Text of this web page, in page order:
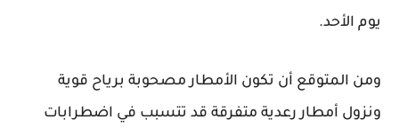
يوم الأحد.
ومن المتوقع أن تكون الأمطار مصحوبة برياح قوية
ونزول أمطار رعدية متفرقة قد تتسبب في اضطرابات